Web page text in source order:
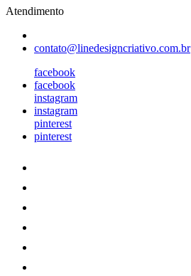
Atendimento
contato@linedesigncriativo.com.br
facebook
facebook
instagram
instagram
pinterest
pinterest